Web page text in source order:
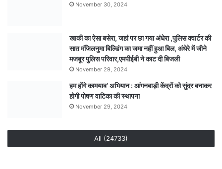
November 30, 2024
खाकी का ऐसा बसेरा, जहां पर छा गया अंधेरा ,पुलिस क्वार्टर की
सात मंजिलनुमा बिल्डिंग का जमा नहीं हुआ बिल, अंधेरे में जीने
मजबूर पुलिस परिवार,एमपीईबी ने काट दी बिजली
November 29, 2024
हम होंगे कामयाब’ अभियान : आंगनबाड़ी केंद्रों को सुंदर बनाकर
होगी पोषण वाटिका की स्थापना
November 29, 2024
All (24733)